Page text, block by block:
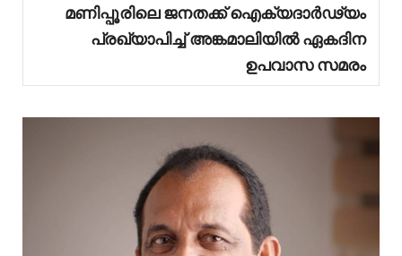
മണിപ്പൂരിലെ ജനതക്ക് ഐക്യദാർഢ്യം
പ്രഖ്യാപിച്ച് അങ്കമാലിയിൽ ഏകദിന
ഉപവാസ സമരം